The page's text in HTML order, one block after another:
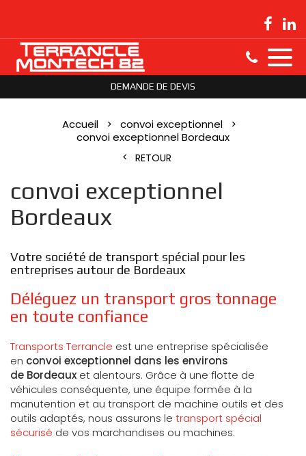
DEMANDE DE DEVIS
Accueil
convoi exceptionnel
convoi exceptionnel Bordeaux
RETOUR
convoi exceptionnel
Bordeaux
Votre société de transport spécial pour les
entreprises autour de Bordeaux
Déléguez un transport gros tonnage
en toute confiance
Transports Terrancle est une entreprise spécialisée
en convoi exceptionnel dans les environs
de Bordeaux et alentours. Grâce à une flotte de
véhicules conséquente, une équipe formée à la
manutention et au transport de machine outils et des
outils adaptés, nous assurons le transport spécial
sécurisé de vos marchandises ou machines.